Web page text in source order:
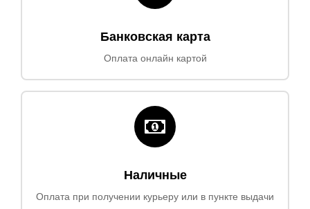
Банковская карта
Оплата онлайн картой
Наличные
Оплата при получении курьеру или в пункте выдачи